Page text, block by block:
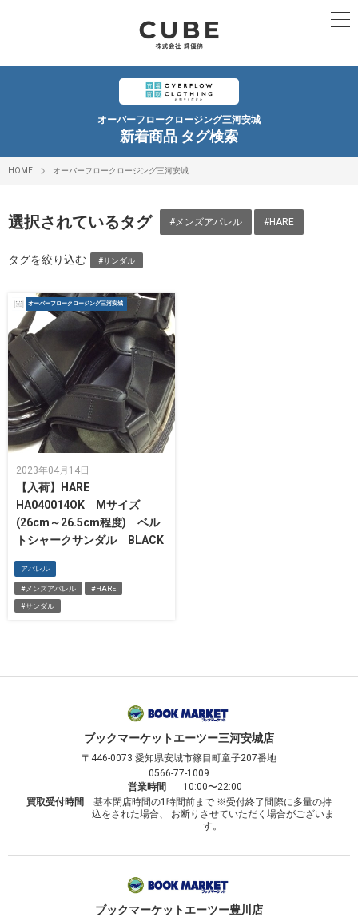
オーバーフロークロージング三河安城
新着商品 タグ検索
HOME オーバーフロークロージング三河安城
選択されているタグ #メンズアパレル #HARE
タグを絞り込む #サンダル
オーバーフロークロージング三河安城
2023年04月14日
【入荷】HARE
HA040014OK Mサイズ
(26cm～26.5cm程度) ベル
トシャークサンダル BLACK
アパレル
#メンズアパレル #HARE
#サンダル
ブックマーケットエーツー三河安城店
〒446-0073 愛知県安城市篠目町童子207番地
0566-77-1009
営業時間
10:00〜22:00
買取受付時間
基本閉店時間の1時間前まで ※受付終了間際に多量の持
込をされた場合、 お断りさせていただく場合がございま
す。
ブックマーケットエーツー豊川店